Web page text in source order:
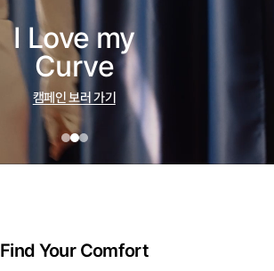
Ergofit® Top
제품 보러 가기
Find Your Comfort